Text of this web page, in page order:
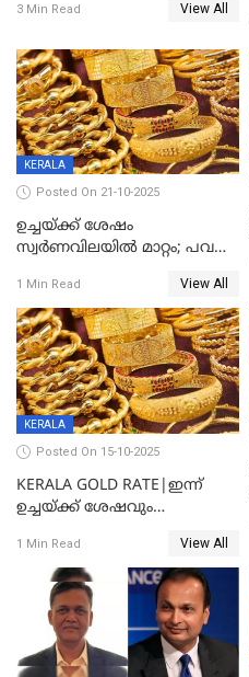
കിട്ടും!
3 Min Read View All
KERALA
Posted On 21-10-2025
ഉച്ചയ്ക്ക് ശേഷം
സ്വർണവിലയിൽ മാറ്റം; പവന്
1 Min Read View All
KERALA
Posted On 15-10-2025
KERALA GOLD RATE|ഇന്ന്
ഉച്ചയ്ക്ക് ശേഷവും
പവന് കൂടിയത് 400 രൂപ
1 Min Read View All